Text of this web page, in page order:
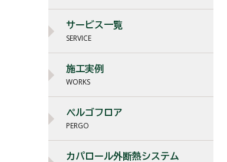
サービス一覧
SERVICE
施工実例
WORKS
ぺルゴフロア
PERGO
カパロール外断熱システム